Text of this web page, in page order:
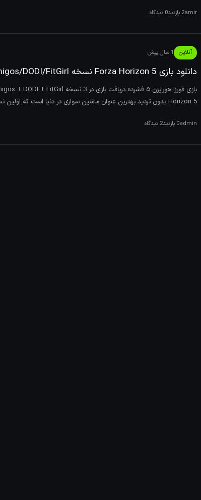
amir2 بازدید 0 دیدگاه
آنلاین 1 سال پیش
دانلود بازی Forza Horizon 5 نسخه ElAmigos/DODI/FitGirl
Horizon 5 بدون تردید بهترین عنوان ماشین سواری در دنیا است که اولین نسخه از آ
admin0 بازدید 2 دیدگاه